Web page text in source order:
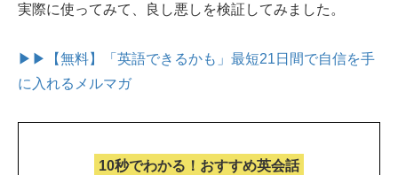
実際に使ってみて、良し悪しを検証してみました。
▶▶【無料】「英語できるかも」最短21日間で自信を手
に入れるメルマガ
10秒でわかる！おすすめ英会話